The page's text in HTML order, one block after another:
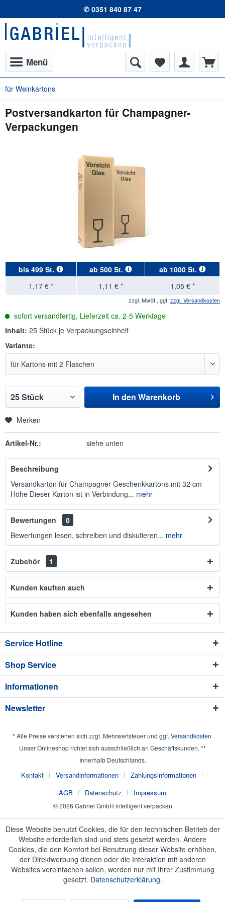
✆ 0351 840 87 47
Menü
für Weinkartons
Postversandkarton für Champagner-
Verpackungen
bis 499 St. ab 500 St. ab 1000 St.
1,17 € *
1,11 € * 1,05 € *
zzgl. MwSt., ggf. zzgl. Versandkosten
sofort versandfertig, Lieferzeit ca. 2-5 Werktage
Inhalt: 25 Stück je Verpackungseinheit
Variante:
In den Warenkorb
Merken
Artikel-Nr.: siehe unten
Beschreibung
Versandkarton für Champagner-Geschenkkartons mit 32 cm
Höhe Dieser Karton ist in Verbindung... mehr
Bewertungen
0
Bewertungen lesen, schreiben und diskutieren... mehr
Zubehör 1
Kunden kauften auch
Kunden haben sich ebenfalls angesehen
Service Hotline
Shop Service
Informationen
Newsletter
* Alle Preise verstehen sich zzgl. Mehrwertsteuer und ggf. Versandkosten.
Unser Onlineshop richtet sich ausschließlich an Geschäftskunden. **
Innerhalb Deutschlands.
Kontakt Versandinformationen
Zahlungsinformationen
AGB
Datenschutz Impressum
© 2026 Gabriel GmbH intelligent verpacken
Diese Website benutzt Cookies, die für den technischen Betrieb der
Website erforderlich sind und stets gesetzt werden. Andere
Cookies, die den Komfort bei Benutzung dieser Website erhöhen,
der Direktwerbung dienen oder die Interaktion mit anderen
Websites vereinfachen sollen, werden nur mit Ihrer Zustimmung
gesetzt. Datenschutzerklärung.